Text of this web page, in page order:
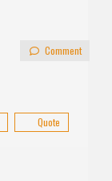
Comment
Quote